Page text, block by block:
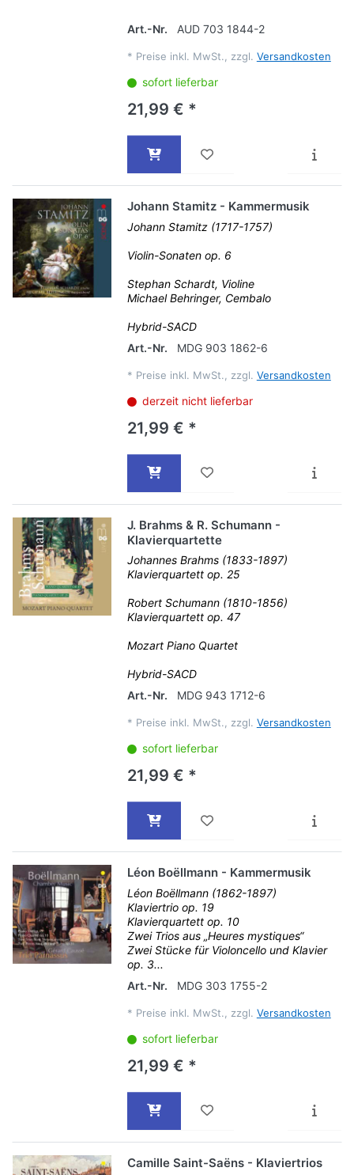
Art.-Nr. AUD 703 1844-2
* Preise inkl. MwSt., zzgl. Versandkosten
sofort lieferbar
21,99 € *
Johann Stamitz - Kammermusik
Johann Stamitz (1717-1757)
Violin-Sonaten op. 6
Stephan Schardt, Violine
Michael Behringer, Cembalo
Hybrid-SACD
Art.-Nr.
MDG 903 1862-6
* Preise inkl. MwSt., zzgl. Versandkosten
derzeit nicht lieferbar
21,99 € *
J. Brahms & R. Schumann -
Klavierquartette
Johannes Brahms (1833-1897)
Klavierquartett op. 25
Robert Schumann (1810-1856)
Klavierquartett op. 47
Mozart Piano Quartet
Hybrid-SACD
Art.-Nr.
MDG 943 1712-6
* Preise inkl. MwSt., zzgl. Versandkosten
sofort lieferbar
21,99 € *
Léon Boëllmann - Kammermusik
Léon Boëllmann (1862-1897)
Klaviertrio op. 19
Klavierquartett op. 10
Zwei Trios aus „Heures mystiques“
Zwei Stücke für Violoncello und Klavier
op. 3...
Art.-Nr.
MDG 303 1755-2
* Preise inkl. MwSt., zzgl. Versandkosten
sofort lieferbar
21,99 € *
Camille Saint-Saëns - Klaviertrios